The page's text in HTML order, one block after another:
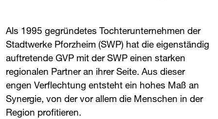
Als 1995 gegründetes Tochterunternehmen der
Stadtwerke Pforzheim (SWP) hat die eigenständig
auftretende ​ GVP ​ mit der SWP einen starken
regionalen Partner an ihrer Seite. Aus dieser
engen Verflechtung entsteht ein hohes Maß an
Synergie, von der vor allem die Menschen in der
Region profitieren.